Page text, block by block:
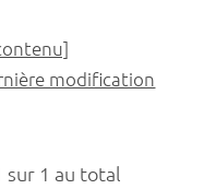
sur 1 au total
modification